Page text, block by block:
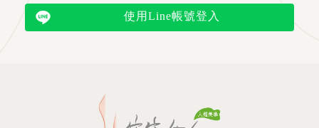
使用Line帳號登入